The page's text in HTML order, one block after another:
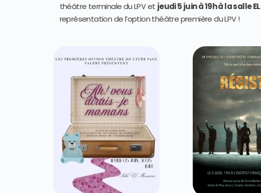
théâtre terminale du LPV et jeudi 5 juin à 19h à la salle
représentation de l’option théâtre première du LPV !